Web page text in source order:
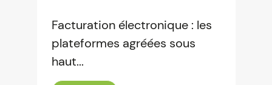
Facturation électronique : les
plateformes agréées sous
haut...